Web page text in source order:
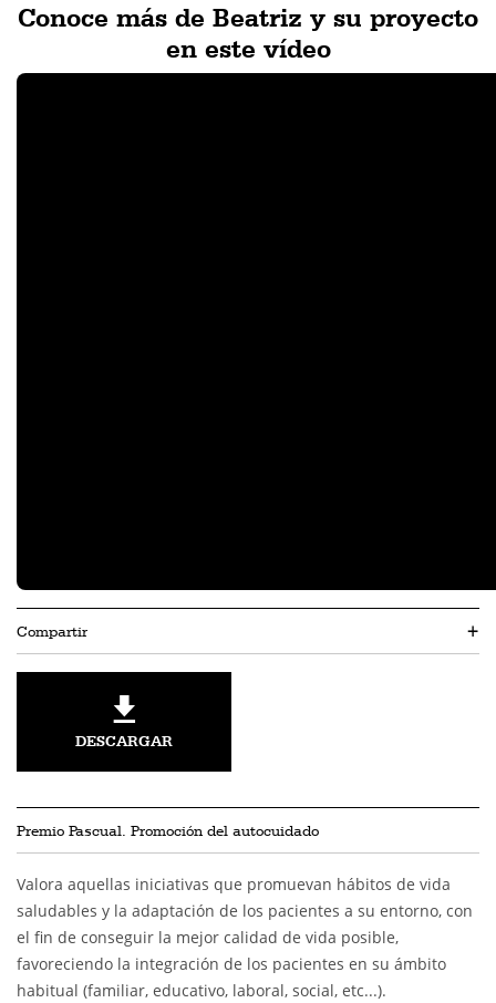
Conoce más de Beatriz y su proyecto
en este vídeo
Compartir +
DESCARGAR
Premio Pascual. Promoción del autocuidado
Valora aquellas iniciativas que promuevan hábitos de vida
saludables y la adaptación de los pacientes a su entorno, con
el fin de conseguir la mejor calidad de vida posible,
favoreciendo la integración de los pacientes en su ámbito
habitual (familiar, educativo, laboral, social, etc...).